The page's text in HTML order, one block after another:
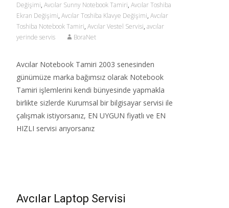
Değişimi, Avcılar Sunny Notebook Tamiri, Avcılar Toshiba
Ekran Değişimi, Avcılar Toshiba Klavye Değişimi, Avcılar
Toshiba Notebook Tamiri, Avcılar Vestel Servisi, avcılar
yerinde servis
BoraNet
Avcılar Notebook Tamiri 2003 senesinden
günümüze marka bağımsız olarak Notebook
Tamiri işlemlerini kendi bünyesinde yapmakla
birlikte sizlerde Kurumsal bir bilgisayar servisi ile
çalışmak istiyorsanız, EN UYGUN fiyatlı ve EN
HIZLI servisi arıyorsanız
Avcılar Laptop Servisi